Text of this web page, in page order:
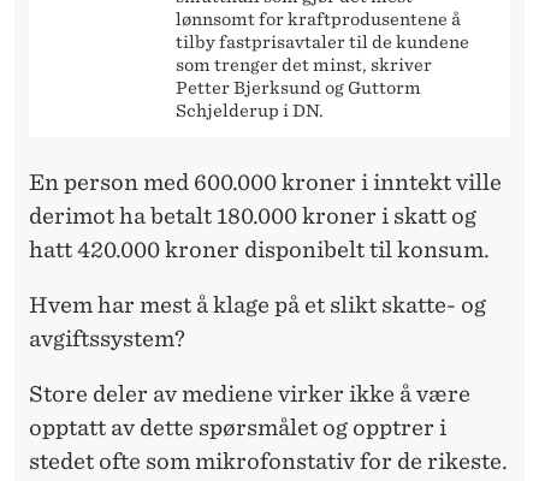
lønnsomt for kraftprodusentene å
tilby fastprisavtaler til de kundene
som trenger det minst, skriver
Petter Bjerksund og Guttorm
Schjelderup i DN.
En person med 600.000 kroner i inntekt ville
derimot ha betalt 180.000 kroner i skatt og
hatt 420.000 kroner disponibelt til konsum.
Hvem har mest å klage på et slikt skatte- og
avgiftssystem?
Store deler av mediene virker ikke å være
opptatt av dette spørsmålet og opptrer i
stedet ofte som mikrofonstativ for de rikeste.